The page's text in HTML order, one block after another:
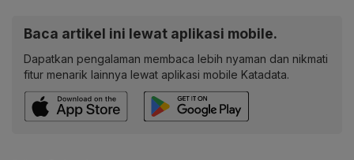
Baca artikel ini lewat aplikasi mobile.
Dapatkan pengalaman membaca lebih nyaman dan nikmati
fitur menarik lainnya lewat aplikasi mobile Katadata.